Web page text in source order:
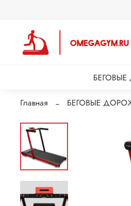
Главная БЕГОВЫЕ